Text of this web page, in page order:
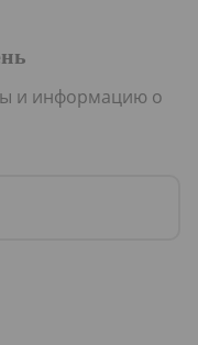
и информацию о